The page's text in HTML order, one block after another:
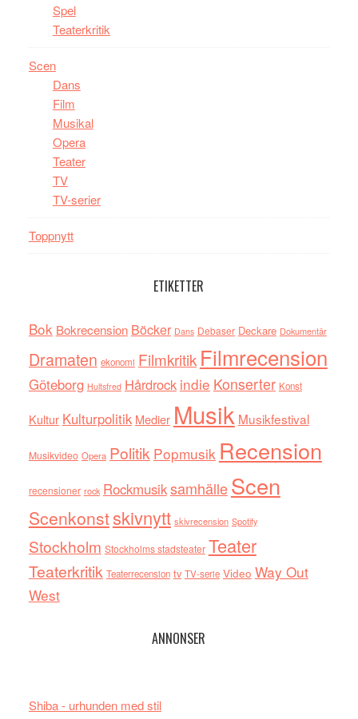
Spel
Teaterkritik
Scen
Dans
Film
Musikal
Opera
Teater
TV
TV-serier
Toppnytt
ETIKETTER
Bok Bokrecension Böcker Dans Debaser Deckare Dokumentär
Dramaten ekonomi Filmkritik Filmrecension
Göteborg Hultsfred Hårdrock indie Konserter Konst
Kultur Kulturpolitik Medier Musik Musikfestival
Musikvideo Opera Politik Popmusik Recension
recensioner rock RockmusiksamhälleScen
Scenkonstskivnytt skivrecension Spotify
Stockholm Stockholms stadsteater Teater
Teaterkritik Teaterrecension tv TV-serie Video Way Out
West
ANNONSER
Shiba - urhunden med stil